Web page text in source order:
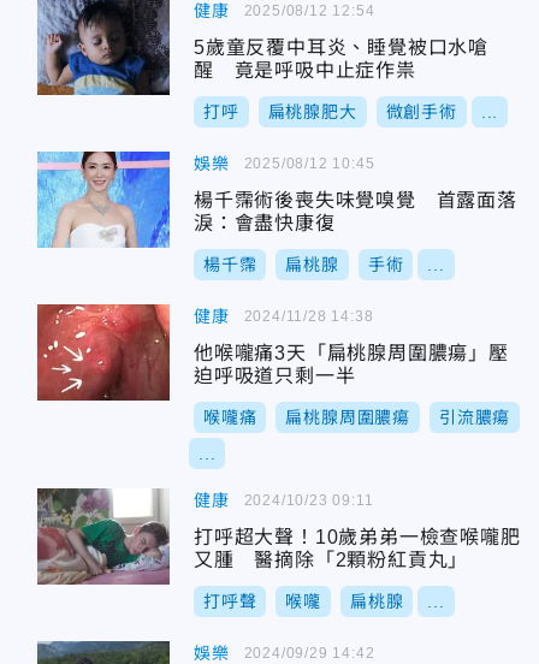
健康
5歲童反覆中耳炎、睡覺被口水嗆
醒 竟是呼吸中止症作祟
打呼 扁桃腺肥大 微創手術
2025/08/12 12:54
娛樂
楊千霈術後喪失味覺嗅覺 首露面落
淚：會盡快康復
楊千霈 扁桃腺 手術
2025/08/12 10:45
健康
他喉嚨痛3天「扁桃腺周圍膿瘍」壓
迫呼吸道只剩一半
喉嚨痛 扁桃腺周圍膿瘍 引流膿瘍
2024/11/28 14:38
健康
打呼超大聲！10歲弟弟一檢查喉嚨肥
又腫 醫摘除「2顆粉紅貢丸」
打呼聲 喉嚨 扁桃腺
2024/10/23 09:11
娛樂 2024/09/29 14:42